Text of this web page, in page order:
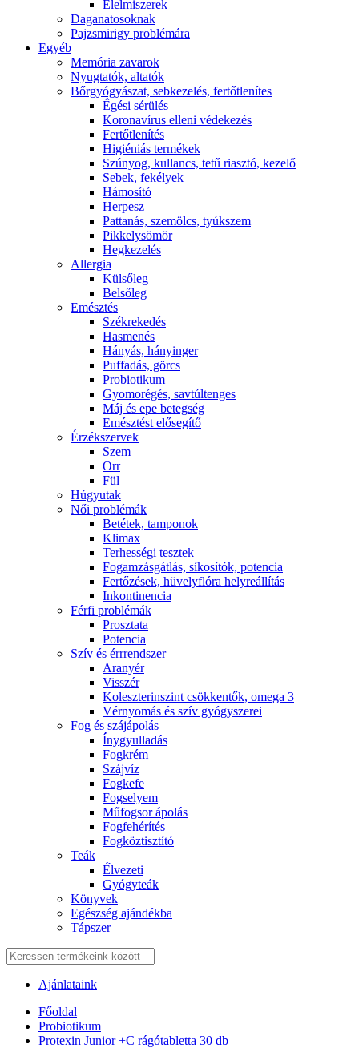
É́lelmiszerek
Daganatosoknak
Pajzsmirigy problémára
Egyéb
Memória zavarok
Nyugtatók, altatók
Bőrgyógyászat, sebkezelés, fertőtlenítes
É́gési sérülés
Koronavírus elleni védekezés
Fertőtlenítés
Higiéniás termékek
Szúnyog, kullancs, tetű riasztó, kezelő
Sebek, fekélyek
Hámosító
Herpesz
Pattanás, szemölcs, tyúkszem
Pikkelysömör
Hegkezelés
Allergia
Külsőleg
Belsőleg
Emésztés
Székrekedés
Hasmenés
Hányás, hányinger
Puffadás, görcs
Probiotikum
Gyomorégés, savtúltenges
Máj és epe betegség
Emésztést elősegítő
Érzékszervek
Szem
Orr
Fül
Húgyutak
Női problémák
Betétek, tamponok
Klimax
Terhességi tesztek
Fogamzásgátlás, síkosítók, potencia
Fertőzések, hüvelyflóra helyreállítás
Inkontinencia
Férfi problémák
Prosztata
Potencia
Szív és érrrendszer
Aranyér
Visszér
Koleszterinszint csökkentők, omega 3
Vérnyomás és szív gyógyszerei
Fog és szájápolás
Í́nygyulladás
Fogkrém
Szájvíz
Fogkefe
Fogselyem
Műfogsor ápolás
Fogfehérítés
Fogköztisztító
Teák
É́lvezeti
Gyógyteák
Könyvek
Egészség ajándékba
Tápszer
Ajánlataink
Főoldal
Probiotikum
Protexin Junior +C rágótabletta 30 db